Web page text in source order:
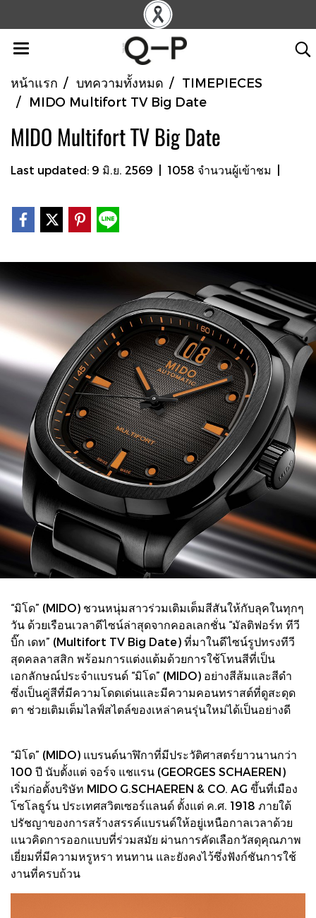
หน้าแรก บทความทั้งหมด
TIMEPIECES
MIDO Multifort TV Big Date
MIDO Multifort TV Big Date
Last updated: 9 มิ.ย. 2569 1058 จำนวนผู้เข้าชม
“มิโด” (MIDO) ชวนหนุ่มสาวร่วมเติมเต็มสีสันให้กับลุคในทุกๆ
วัน ด้วยเรือนเวลาดีไซน์ล่าสุดจากคอลเลกชั่น “มัลติฟอร์ท ทีวี
บิ๊ก เดท” (Multifort TV Big Date) ที่มาในดีไซน์รูปทรงทีวี
สุดคลลาสสิก พร้อมการแต่งแต้มด้วยการใช้โทนสีที่เป็น
เอกลักษณ์ประจำแบรนด์ “มิโด” (MIDO) อย่างสีส้มและสีดำ
ซึ่งเป็นคู่สีที่มีความโดดเด่นและมีความคอนทราสต์ที่ดูสะดุด
ตา ช่วยเติมเต็มไลฟ์สไตล์ของเหล่าคนรุ่นใหม่ได้เป็นอย่างดี
“มิโด” (MIDO) แบรนด์นาฬิกาที่มีประวัติศาสตร์ยาวนานกว่า
100 ปี นับตั้งแต่ จอร์จ แชแรน (GEORGES SCHAEREN)
เริ่มก่อตั้งบริษัท MIDO G.SCHAEREN & CO. AG ขึ้นที่เมือง
โซโลธูร์น ประเทศสวิตเซอร์แลนด์ ตั้งแต่ ค.ศ. 1918 ภายใต้
ปรัชญาของการสร้างสรรค์แบรนด์ให้อยู่เหนือกาลเวลาด้วย
แนวคิดการออกแบบที่ร่วมสมัย ผ่านการคัดเลือกวัสดุคุณภาพ
เยี่ยมที่มีความหรูหรา ทนทาน และยังคงไว้ซึ่งฟังก์ชันการใช้
งานที่ครบถ้วน